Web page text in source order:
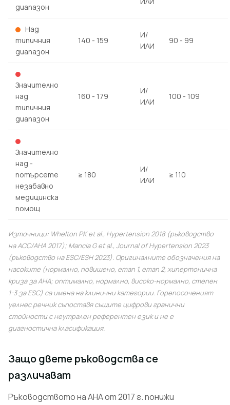
диапазон
Над
типичния
диапазон
140 - 159
И/
ИЛИ
90 - 99
Значително
над
типичния
диапазон
160 - 179
И/
ИЛИ
100 - 109
Значително
над -
потърсете
незабавно
медицинска
помощ
≥ 180
И/
ИЛИ
≥ 110
Източници: Whelton PK et al., Hypertension 2018 (ръководство
на ACC/AHA 2017); Mancia G et al., Journal of Hypertension 2023
(ръководство на ESC/ESH 2023). Оригиналните обозначения на
насоките (нормално, повишено, етап 1, етап 2, хипертонична
криза за АНА; оптимално, нормално, високо-нормално, степен
1-3 за ESC) са имена на клинични категории. Горепосоченият
уелнес речник съпоставя същите цифрови гранични
стойности с неутрален референтен език и не е
диагностична класификация.
Защо двете ръководства се
различават
Ръководството на AHA от 2017 г. понижи